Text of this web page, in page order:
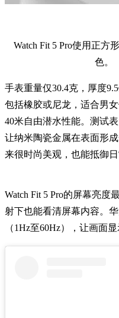
Watch Fit 5 Pro使用正方
色。
手表重量仅30.4克，厚度
包括橡胶或尼龙，适合男
40米自由潜水性能。测试
让纳米陶瓷金属在表面形
来很时尚美观，也能抵御日
Watch Fit 5 Pro的屏幕亮度
射下也能看清屏幕内容。
（1Hz至60Hz），让画面